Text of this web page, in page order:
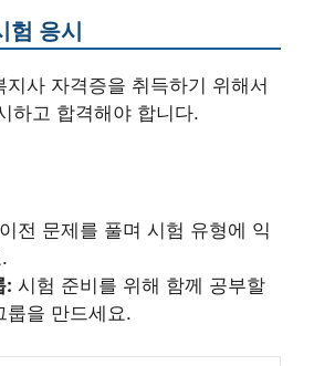
험 응시
지사 자격증을 취득하기 위해서
하고 합격해야 합니다.
이전 문제를 풀며 시험 유형에 익
: 시험 준비를 위해 함께 공부할
룹을 만드세요.